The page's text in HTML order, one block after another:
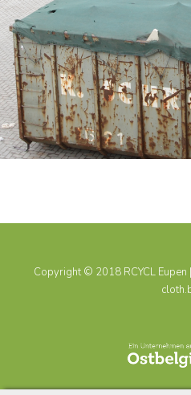
Copyright © 2018 RCYCL Eupen |